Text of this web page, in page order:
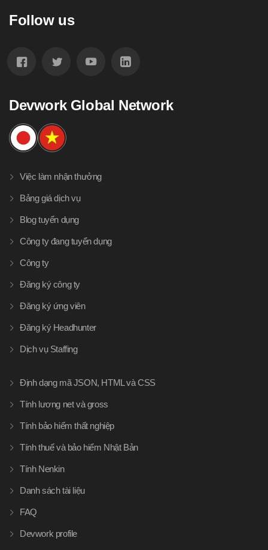
Follow us
Devwork Global Network
Việc làm nhận thưởng
Bảng giá dịch vụ
Blog tuyển dụng
Công ty đang tuyển dụng
Công ty
Đăng ký công ty
Đăng ký ứng viên
Đăng ký Headhunter
Dịch vụ Staffing
Định dạng mã JSON, HTML và CSS
Tính lương net và gross
Tính bảo hiểm thất nghiệp
Tính thuế và bảo hiểm Nhật Bản
Tính Nenkin
Danh sách tài liệu
FAQ
Devwork profile